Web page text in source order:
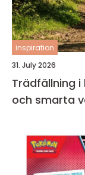
inspiration
31. July 2026
Trädfällning i
och smarta